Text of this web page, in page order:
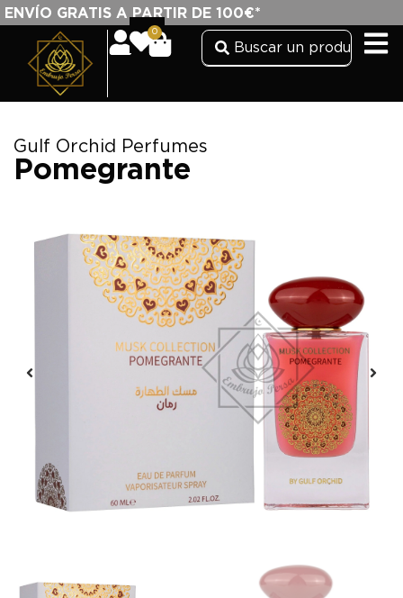
ENVÍO GRATIS A PARTIR DE 100€*
0
Gulf Orchid Perfumes
Pomegrante